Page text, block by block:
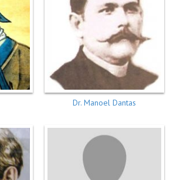
Dr. Manoel Dantas